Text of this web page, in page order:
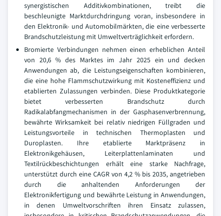
synergistischen Additivkombinationen, treibt die
beschleunigte Marktdurchdringung voran, insbesondere in
den Elektronik- und Automobilmärkten, die eine verbesserte
Brandschutzleistung mit Umweltverträglichkeit erfordern.
Bromierte Verbindungen nehmen einen erheblichen Anteil
von 20,6 % des Marktes im Jahr 2025 ein und decken
Anwendungen ab, die Leistungseigenschaften kombinieren,
die eine hohe Flammschutzwirkung mit Kosteneffizienz und
etablierten Zulassungen verbinden. Diese Produktkategorie
bietet verbesserten Brandschutz durch
Radikalabfangmechanismen in der Gasphasenverbrennung,
bewährte Wirksamkeit bei relativ niedrigen Füllgraden und
Leistungsvorteile in technischen Thermoplasten und
Duroplasten. Ihre etablierte Marktpräsenz in
Elektronikgehäusen, Leiterplattenlaminaten und
Textilrückbeschichtungen erhält eine starke Nachfrage,
unterstützt durch eine CAGR von 4,2 % bis 2035, angetrieben
durch die anhaltenden Anforderungen der
Elektronikfertigung und bewährte Leistung in Anwendungen,
in denen Umweltvorschriften ihren Einsatz zulassen,